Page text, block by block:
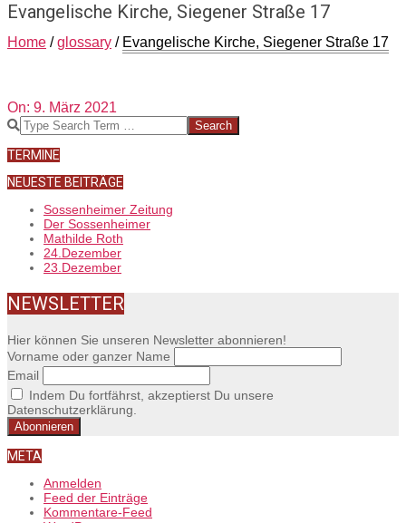
Evangelische Kirche, Siegener Straße 17
Home /glossary / Evangelische Kirche, Siegener Straße 17
2021-
03-
09
On: 9. März 2021
Search
TERMINE
NEUESTE BEITRÄGE
Sossenheimer Zeitung
Der Sossenheimer
Mathilde Roth
24.Dezember
23.Dezember
NEWSLETTER
Hier können Sie unseren Newsletter abonnieren!
Vorname oder ganzer Name
Email
Indem Du fortfährst, akzeptierst Du unsere
Datenschutzerklärung.
META
Anmelden
Feed der Einträge
Kommentare-Feed